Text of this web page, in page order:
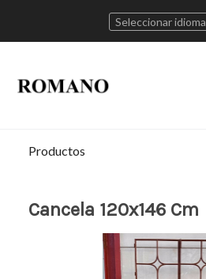
Seleccionar idioma
Productos
Cancela 120x146 Cm